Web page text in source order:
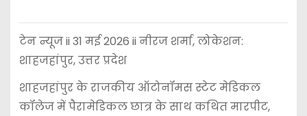
टेन न्यूज ii 31 मई 2026 ii नीरज शर्मा, लोकेशन:
शाहजहांपुर, उत्तर प्रदेश
शाहजहांपुर के राजकीय ऑटोनॉमस स्टेट मेडिकल
कॉलेज में पैरामेडिकल छात्र के साथ कथित मारपीट,